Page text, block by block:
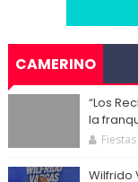
CAMERINO
“Los
la
Wilfrido